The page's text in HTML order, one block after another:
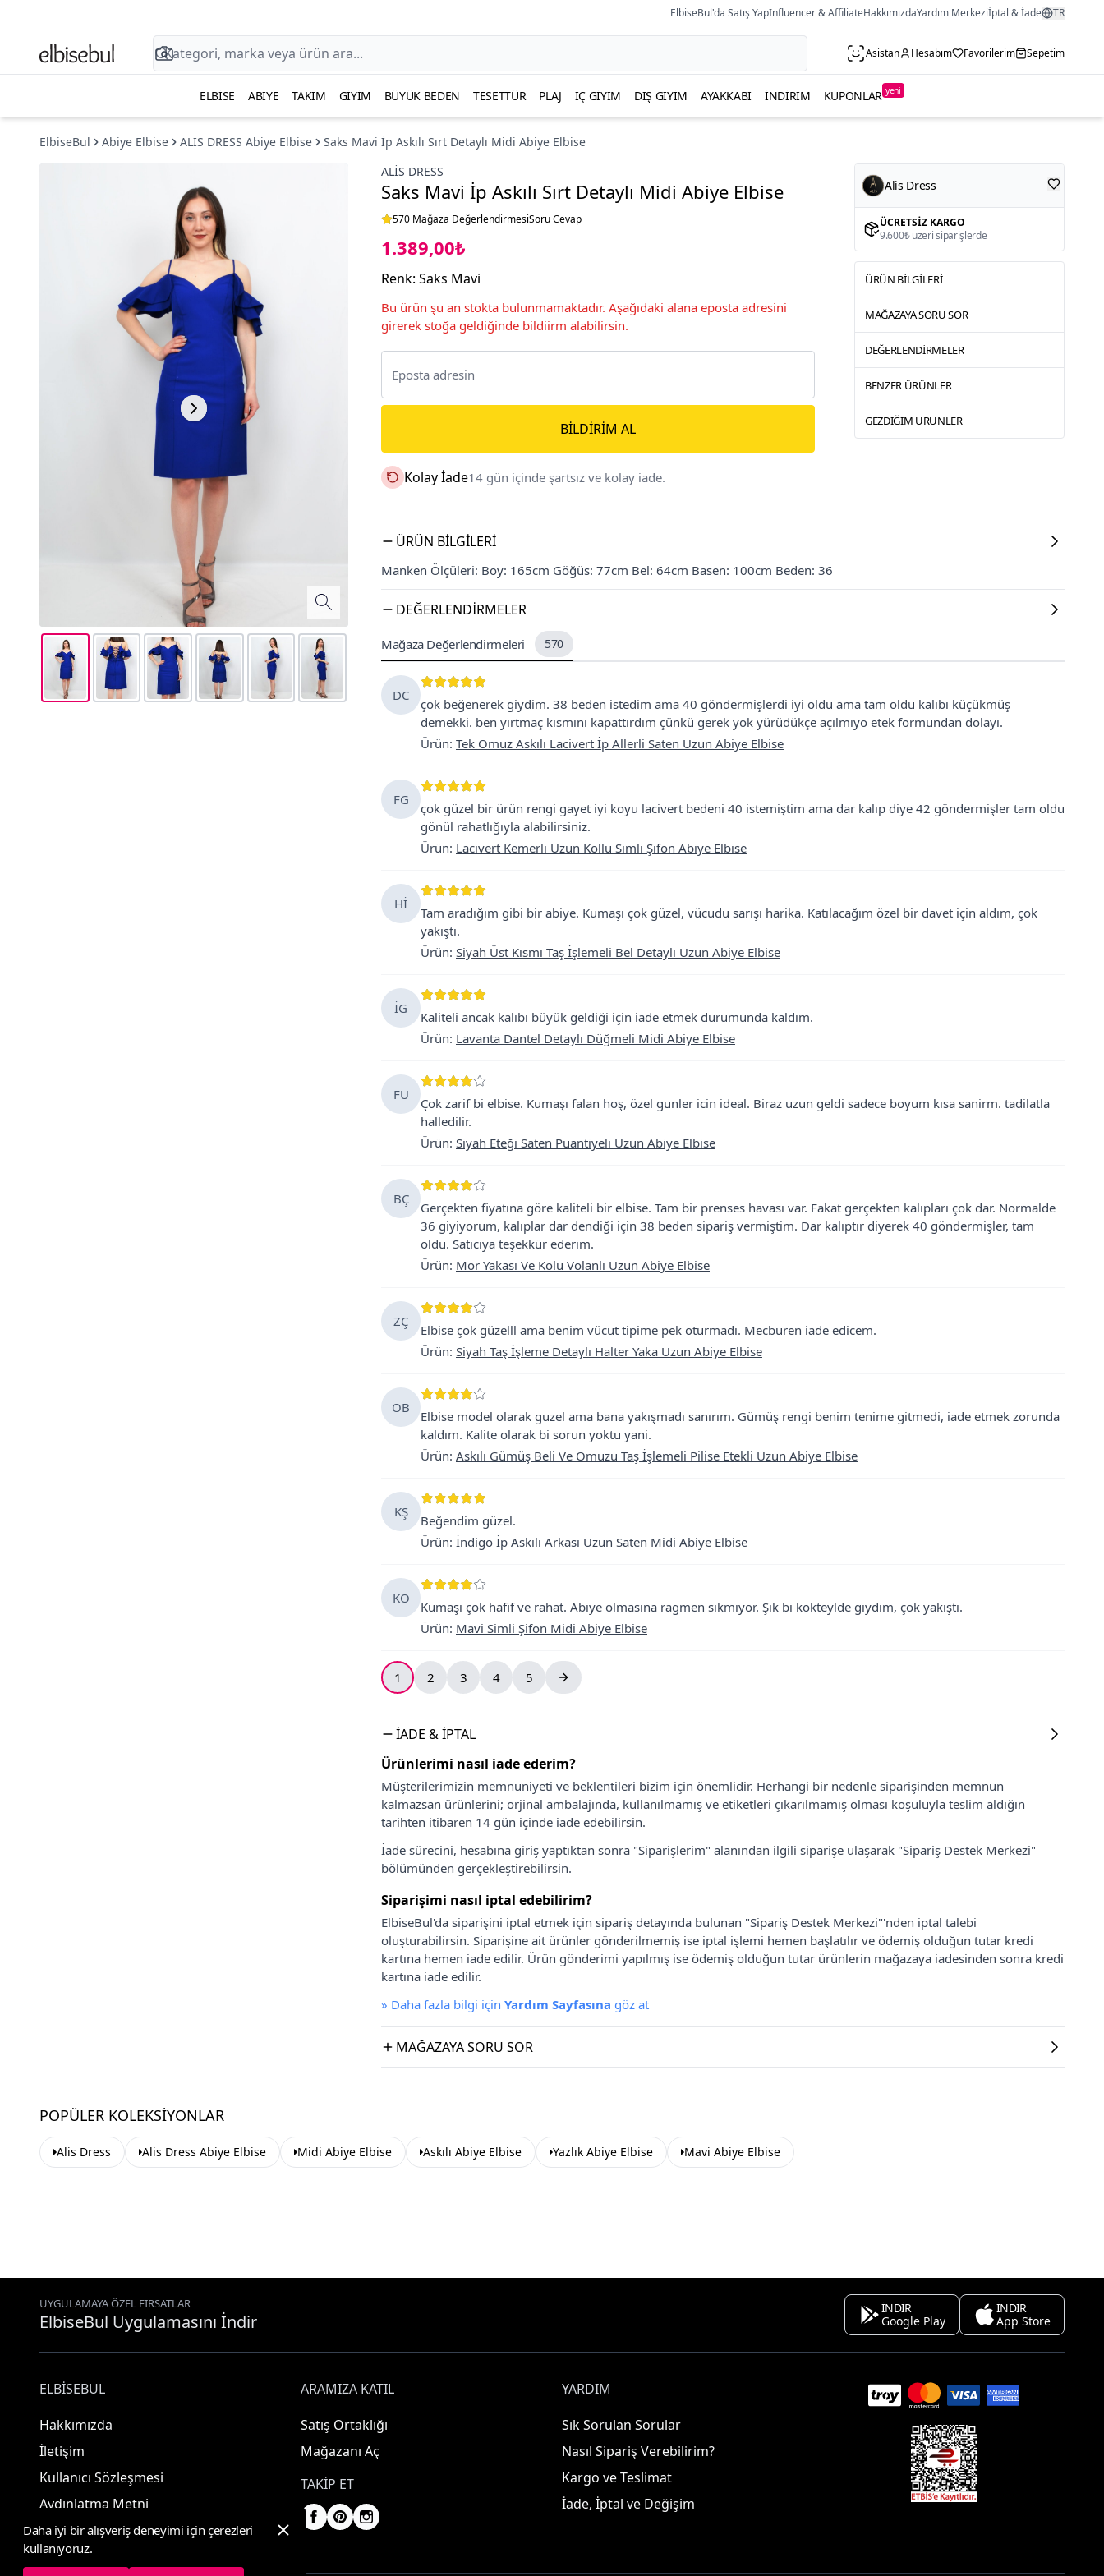
ElbiseBul'da Satış YapInfluencer & AffiliateHakkımızdaYardım Merkeziİptal & İade TR
Asistan Hesabım Favorilerim Sepetim
ELBISE ABIYE TAKIM GIYIM BÜYÜK BEDEN TESETTÜR PLAJ İÇ GIYIM DIŞ GIYIM AYAKKABI İNDIRIM KUPONLAR yeni
ElbiseBul Abiye Elbise ALİS DRESS Abiye Elbise
Saks Mavi İp Askılı Sırt Detaylı Midi Abiye Elbise
ALİS DRESS
Saks Mavi İp Askılı Sırt Detaylı Midi Abiye Elbise
570 Mağaza DeğerlendirmesiSoru Cevap
1.389,00₺
Renk: Saks Mavi
Bu ürün şu an stokta bulunmamaktadır. Aşağıdaki alana eposta adresini
girerek stoğa geldiğinde bildiirm alabilirsin.
BILDIRIM AL
Kolay İade14 gün içinde şartsız ve kolay iade.
Alis Dress
ÜCRETSIZ KARGO
9.600₺ üzeri siparişlerde
ÜRÜN BILGILERI
MAĞAZAYA SORU SOR
DEĞERLENDIRMELER
BENZER ÜRÜNLER
GEZDIĞIM ÜRÜNLER
ÜRÜN BILGILERI
Manken Ölçüleri: Boy: 165cm Göğüs: 77cm Bel: 64cm Basen: 100cm Beden: 36
DEĞERLENDIRMELER
Mağaza Değerlendirmeleri 570
DC
çok beğenerek giydim. 38 beden istedim ama 40 göndermişlerdi iyi oldu ama tam oldu kalıbı küçükmüş
demekki. ben yırtmaç kısmını kapattırdım çünkü gerek yok yürüdükçe açılmıyo etek formundan dolayı.
Ürün: Tek Omuz Askılı Lacivert İp Allerli Saten Uzun Abiye Elbise
FG
çok güzel bir ürün rengi gayet iyi koyu lacivert bedeni 40 istemiştim ama dar kalıp diye 42 göndermişler tam oldu
gönül rahatlığıyla alabilirsiniz.
Ürün: Lacivert Kemerli Uzun Kollu Simli Şifon Abiye Elbise
Hİ
Tam aradığım gibi bir abiye. Kumaşı çok güzel, vücudu sarışı harika. Katılacağım özel bir davet için aldım, çok
yakıştı.
Ürün: Siyah Üst Kısmı Taş İşlemeli Bel Detaylı Uzun Abiye Elbise
İG
Kaliteli ancak kalıbı büyük geldiği için iade etmek durumunda kaldım.
Ürün: Lavanta Dantel Detaylı Düğmeli Midi Abiye Elbise
FU
Çok zarif bi elbise. Kumaşı falan hoş, özel gunler icin ideal. Biraz uzun geldi sadece boyum kısa sanirm. tadilatla
halledilir.
Ürün: Siyah Eteği Saten Puantiyeli Uzun Abiye Elbise
BÇ
Gerçekten fiyatına göre kaliteli bir elbise. Tam bir prenses havası var. Fakat gerçekten kalıpları çok dar. Normalde
36 giyiyorum, kalıplar dar dendiği için 38 beden sipariş vermiştim. Dar kalıptır diyerek 40 göndermişler, tam
oldu. Satıcıya teşekkür ederim.
Ürün: Mor Yakası Ve Kolu Volanlı Uzun Abiye Elbise
ZÇ
Elbise çok güzelll ama benim vücut tipime pek oturmadı. Mecburen iade edicem.
Ürün: Siyah Taş İşleme Detaylı Halter Yaka Uzun Abiye Elbise
OB
Elbise model olarak guzel ama bana yakışmadı sanırım. Gümüş rengi benim tenime gitmedi, iade etmek zorunda
kaldım. Kalite olarak bi sorun yoktu yani.
Ürün: Askılı Gümüş Beli Ve Omuzu Taş İşlemeli Pilise Etekli Uzun Abiye Elbise
KŞ
Beğendim güzel.
Ürün: İndigo İp Askılı Arkası Uzun Saten Midi Abiye Elbise
KO
Kumaşı çok hafif ve rahat. Abiye olmasına ragmen sıkmıyor. Şık bi kokteylde giydim, çok yakıştı.
Ürün: Mavi Simli Şifon Midi Abiye Elbise
1 2 3 4 5
İADE & İPTAL
Ürünlerimi nasıl iade ederim?
Müşterilerimizin memnuniyeti ve beklentileri bizim için önemlidir. Herhangi bir nedenle siparişinden memnun
kalmazsan ürünlerini; orjinal ambalajında, kullanılmamış ve etiketleri çıkarılmamış olması koşuluyla teslim aldığın
tarihten itibaren 14 gün içinde iade edebilirsin.
İade sürecini, hesabına giriş yaptıktan sonra "Siparişlerim" alanından ilgili siparişe ulaşarak "Sipariş Destek Merkezi"
bölümünden gerçekleştirebilirsin.
Siparişimi nasıl iptal edebilirim?
ElbiseBul'da siparişini iptal etmek için sipariş detayında bulunan "Sipariş Destek Merkezi"'nden iptal talebi
oluşturabilirsin. Siparişine ait ürünler gönderilmemiş ise iptal işlemi hemen başlatılır ve ödemiş olduğun tutar kredi
kartına hemen iade edilir. Ürün gönderimi yapılmış ise ödemiş olduğun tutar ürünlerin mağazaya iadesinden sonra kredi
kartına iade edilir.
» Daha fazla bilgi için Yardım Sayfasına göz at
MAĞAZAYA SORU SOR
POPÜLER KOLEKSIYONLAR
Alis Dress Alis Dress Abiye Elbise Midi Abiye Elbise Askılı Abiye Elbise Yazlık Abiye Elbise Mavi Abiye Elbise
UYGULAMAYA ÖZEL FIRSATLAR
ElbiseBul Uygulamasını İndir
İNDİR
Google Play
İNDİR
App Store
ELBISEBUL
Hakkımızda
İletişim
Kullanıcı Sözleşmesi
Aydınlatma Metni
ARAMIZA KATIL
Satış Ortaklığı
Mağazanı Aç
TAKIP ET
YARDIM
Sık Sorulan Sorular
Nasıl Sipariş Verebilirim?
Kargo ve Teslimat
İade, İptal ve Değişim
Daha iyi bir alışveriş deneyimi için çerezleri
kullanıyoruz.